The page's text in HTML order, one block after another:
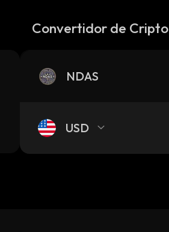
Convertidor de Cripto
NDAS
USD